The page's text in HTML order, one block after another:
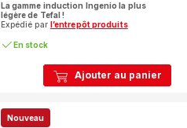
Ajouter au panier
La gamme induction Ingenio la plus
légère de Tefal !
Expédié par l’entrepôt produits
En stock
Nouveau